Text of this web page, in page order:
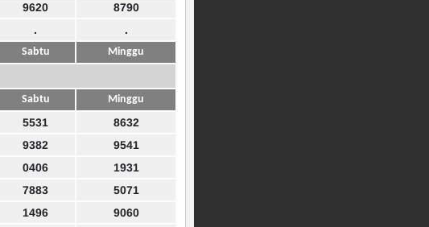
9620
8790
. .
Sabtu Minggu
Sabtu Minggu
5531
8632
9382
9541
0406
1931
7883
5071
1496
9060